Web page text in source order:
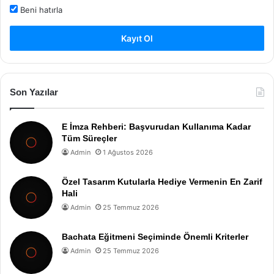
Beni hatırla
Kayıt Ol
Son Yazılar
E İmza Rehberi: Başvurudan Kullanıma Kadar
Tüm Süreçler
Admin 1 Ağustos 2026
Özel Tasarım Kutularla Hediye Vermenin En Zarif
Hali
Admin 25 Temmuz 2026
Bachata Eğitmeni Seçiminde Önemli Kriterler
Admin 25 Temmuz 2026